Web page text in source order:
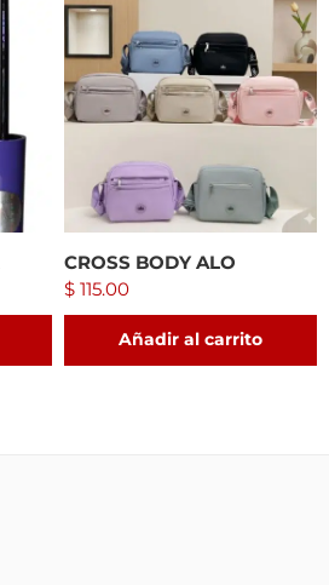
CROSS BODY ALO
$ 115.00
Añadir al carrito